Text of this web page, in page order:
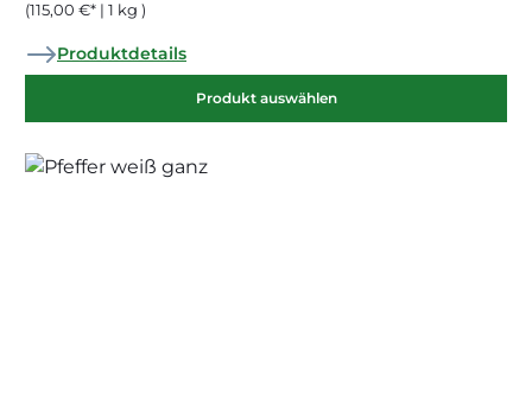
(115,00 €* | 1 kg )
Produktdetails
Produkt auswählen